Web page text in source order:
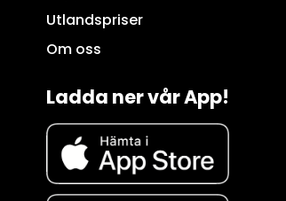
Utlandspriser
Om oss
Ladda ner vår App!